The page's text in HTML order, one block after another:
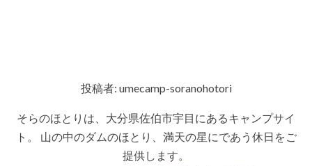
投稿者: umecamp-soranohotori
そらのほとりは、大分県佐伯市宇目にあるキャンプサイ
ト。 山の中のダムのほとり、満天の星にであう休日をご
提供します。